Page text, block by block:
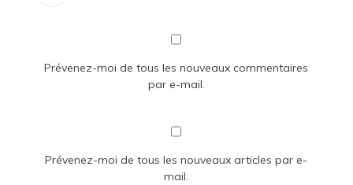
Prévenez-moi de tous les nouveaux commentaires
par e-mail.
Prévenez-moi de tous les nouveaux articles par e-
mail.